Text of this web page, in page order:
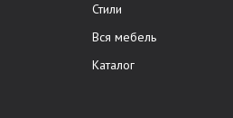
Стили
Вся мебель
Каталог